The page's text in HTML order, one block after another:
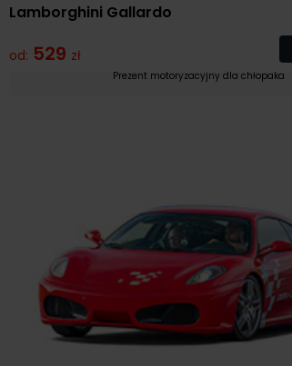
Lamborghini Gallardo
od: 529 zł
Prezent motoryzacyjny dla chłopaka